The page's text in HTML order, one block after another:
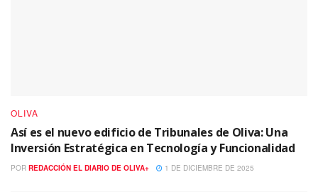
OLIVA
Así es el nuevo edificio de Tribunales de Oliva: Una
Inversión Estratégica en Tecnología y Funcionalidad
POR REDACCIÓN EL DIARIO DE OLIVA+ 1 DE DICIEMBRE DE 2025